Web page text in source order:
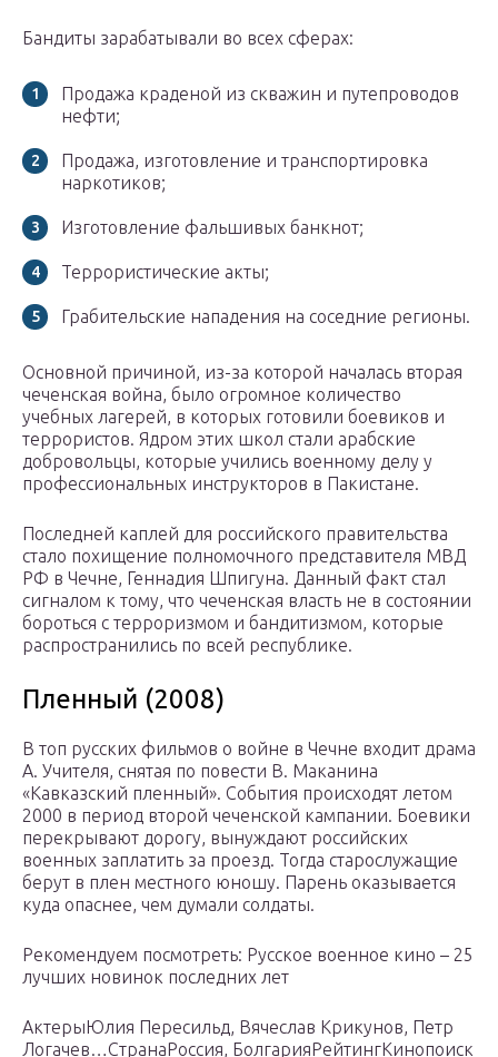
Бандиты зарабатывали во всех сферах:
Продажа краденой из скважин и путепроводов
нефти;
Продажа, изготовление и транспортировка
наркотиков;
Изготовление фальшивых банкнот;
Террористические акты;
Грабительские нападения на соседние регионы.
Основной причиной, из-за которой началась вторая
чеченская война, было огромное количество
учебных лагерей, в которых готовили боевиков и
террористов. Ядром этих школ стали арабские
добровольцы, которые учились военному делу у
профессиональных инструкторов в Пакистане.
Последней каплей для российского правительства
стало похищение полномочного представителя МВД
РФ в Чечне, Геннадия Шпигуна. Данный факт стал
сигналом к тому, что чеченская власть не в состоянии
бороться с терроризмом и бандитизмом, которые
распространились по всей республике.
Пленный (2008)
В топ русских фильмов о войне в Чечне входит драма
А. Учителя, снятая по повести В. Маканина
«Кавказский пленный». События происходят летом
2000 в период второй чеченской кампании. Боевики
перекрывают дорогу, вынуждают российских
военных заплатить за проезд. Тогда старослужащие
берут в плен местного юношу. Парень оказывается
куда опаснее, чем думали солдаты.
Рекомендуем посмотреть: Русское военное кино – 25
лучших новинок последних лет
АктерыЮлия Пересильд, Вячеслав Крикунов, Петр
Логачев…СтранаРоссия, БолгарияРейтингКинопоиск